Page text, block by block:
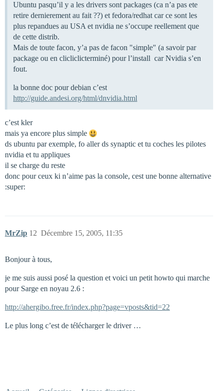
Ubuntu pasqu’il y a les drivers sont packages (ca n’a pas ete
retire dernierement au fait ??) et fedora/redhat car ce sont les
plus repandues au USA et nvidia ne s’occupe reellement que
de cette distrib.
Mais de toute facon, y’a pas de facon "simple" (a savoir par
package ou en clicliclicterminé) pour l’install car Nvidia s’en
fout.
la bonne doc pour debian c’est
http://guide.andesi.org/html/dnvidia.html
c’est kler
mais ya encore plus simple
ds ubuntu par exemple, fo aller ds synaptic et tu coches les pilotes
nvidia et tu appliques
il se charge du reste
donc pour ceux ki n’aime pas la console, cest une bonne alternative
:super:
MrZip Décembre 15, 2005, 11:35
12
Bonjour à tous,
je me suis aussi posé la question et voici un petit howto qui marche
pour Sarge en noyau 2.6 :
http://ahergibo.free.fr/index.php?page=vposts&tid=22
Le plus long c’est de télécharger le driver …